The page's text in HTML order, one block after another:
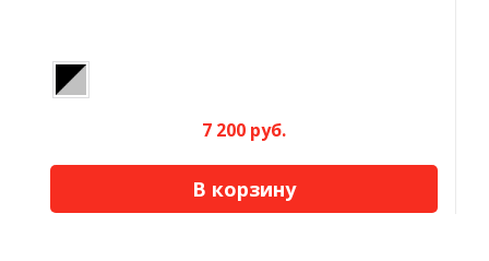
7 200 руб.
В корзину